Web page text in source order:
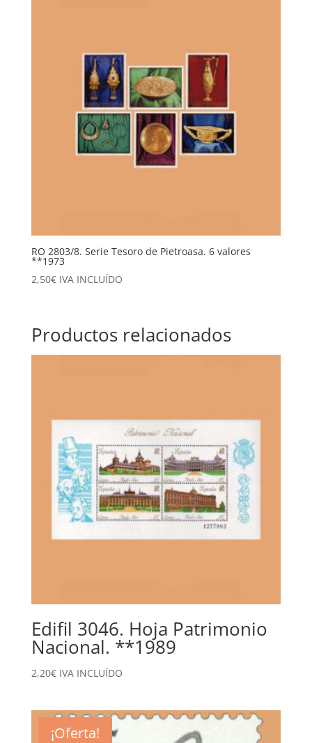
RO 2803/8. Serie Tesoro de Pietroasa. 6 valores
**1973
2,50€ IVA INCLUÍDO
Productos relacionados
Edifil 3046. Hoja Patrimonio
Nacional. **1989
2,20€ IVA INCLUÍDO
¡Oferta!